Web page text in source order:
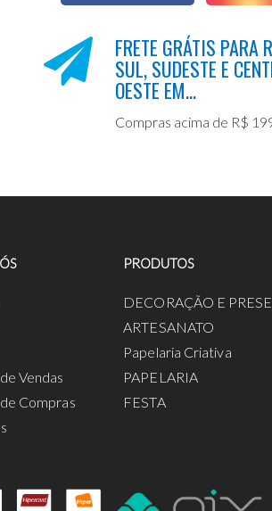
FRETE GRÁTIS PARA
SUL, SUDESTE E
OESTE EM...
Compras acima de R$
Vendas
Compras
PRODUTOS
DECORAÇÃO E
ARTESANATO
Papelaria Criativa
PAPELARIA
FESTA